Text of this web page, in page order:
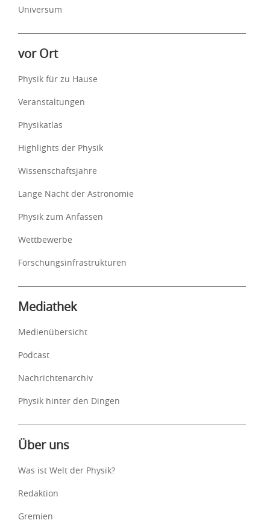
Universum
vor Ort
Physik für zu Hause
Veranstaltungen
Physikatlas
Highlights der Physik
Wissenschaftsjahre
Lange Nacht der Astronomie
Physik zum Anfassen
Wettbewerbe
Forschungsinfrastrukturen
Mediathek
Medienübersicht
Podcast
Nachrichtenarchiv
Physik hinter den Dingen
Über uns
Was ist Welt der Physik?
Redaktion
Gremien